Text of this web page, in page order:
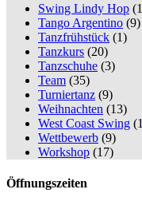
Swing Lindy Hop
Tango Argentino (9)
Tanzfrühstück (1)
Tanzkurs (20)
Tanzschuhe (3)
Team (35)
Turniertanz (9)
Weihnachten (13)
West Coast Swing
Wettbewerb (9)
Workshop (17)
Öffnungszeiten